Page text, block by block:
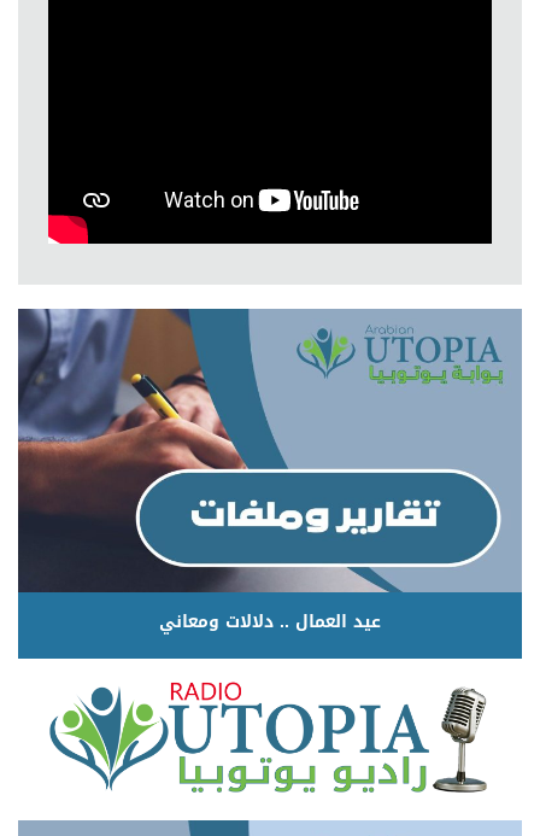
عيد العمال .. دلالات ومعاني